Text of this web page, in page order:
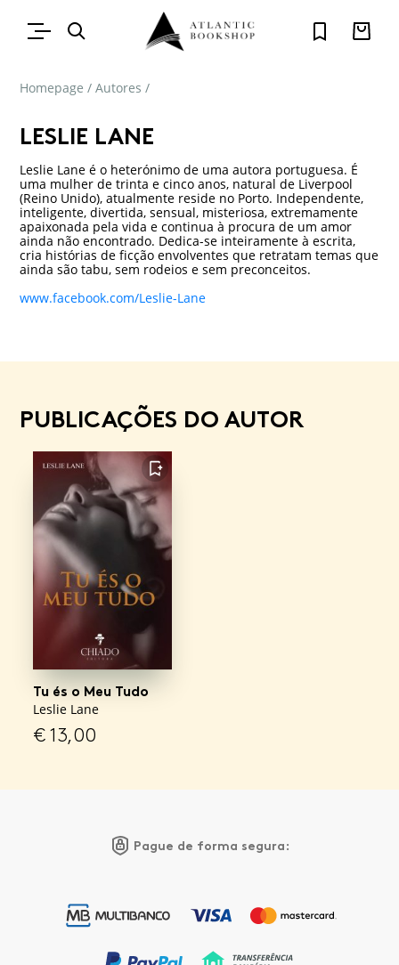
Homepage / Autores /
LESLIE LANE
Leslie Lane é o heterónimo de uma autora portuguesa. É
uma mulher de trinta e cinco anos, natural de Liverpool
(Reino Unido), atualmente reside no Porto. Independente,
inteligente, divertida, sensual, misteriosa, extremamente
apaixonada pela vida e continua à procura de um amor
ainda não encontrado. Dedica-se inteiramente à escrita,
cria histórias de ficção envolventes que retratam temas que
ainda são tabu, sem rodeios e sem preconceitos.
www.facebook.com/Leslie-Lane
PUBLICAÇÕES DO AUTOR
FAVORITO
Tu és o Meu Tudo
Leslie Lane
€13,00
Pague de forma segura: